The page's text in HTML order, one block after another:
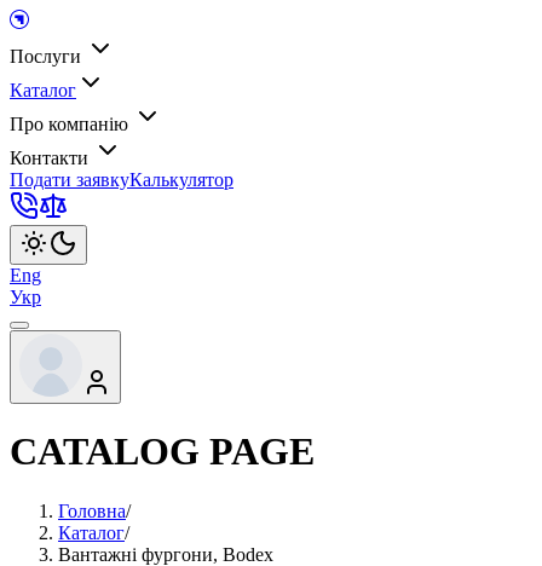
Послуги
Каталог
Про компанію
Контакти
Подати заявкуКалькулятор
Eng
Укр
CATALOG PAGE
Головна/
Каталог/
Вантажні фургони, Bodex